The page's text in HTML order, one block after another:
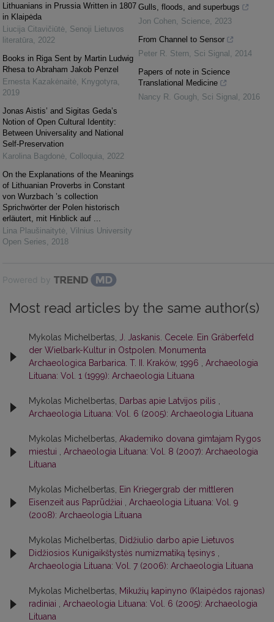
Lithuanians in Prussia Written in 1807
in Klaipėda
Liucija Citavičiūtė, Senoji Lietuvos
literatūra, 2022
Books in Riga Sent by Martin Ludwig
Rhesa to Abraham Jakob Penzel
Ernesta Kazakėnaitė, Knygotyra,
2019
Jonas Aistis’ and Sigitas Geda’s
Notion of Open Cultural Identity:
Between Universality and National
Self-Preservation
Karolina Bagdonė, Colloquia, 2022
On the Explanations of the Meanings
of Lithuanian Proverbs in Constant
von Wurzbach ’s collection
Sprichwörter der Polen historisch
erläutert, mit Hinblick auf ...
Lina Plaušinaitytė, Vilnius University
Open Series, 2018
Gulls, floods, and superbugs
Jon Cohen, Science, 2023
From Channel to Sensor
Peter R. Stern, Sci Signal , 2014
Papers of note in Science
Translational Medicine
Nancy R. Gough, Sci Signal , 2016
Powered by
Most read articles by the same author(s)
Mykolas Michelbertas,
J. Jaskanis. Cecele. Ein Gräberfeld
der Wielbark-Kultur in Ostpolen. Monumenta
Archaeologica Barbarica. T. II. Kraków, 1996
Archaeologia
Lituana: Vol. 1 (1999): Archaeologia Lituana
Mykolas Michelbertas, Darbas apie Latvijos pilis
Archaeologia Lituana: Vol. 6 (2005): Archaeologia Lituana
Mykolas Michelbertas, Akademiko dovana gimtajam Rygos
miestui
Archaeologia Lituana: Vol. 8 (2007): Archaeologia
Lituana
Mykolas Michelbertas,
Ein Kriegergrab der mittleren
Eisenzeit aus Paprūdžiai
Archaeologia Lituana: Vol. 9
(2008): Archaeologia Lituana
Mykolas Michelbertas,
Didžiulio darbo apie Lietuvos
Didžiosios Kunigaikštystės numizmatiką tęsinys
Archaeologia Lituana: Vol. 7 (2006): Archaeologia Lituana
Mykolas Michelbertas,
Mikužių kapinyno (Klaipėdos rajonas)
radiniai
Archaeologia Lituana: Vol. 6 (2005): Archaeologia
Lituana